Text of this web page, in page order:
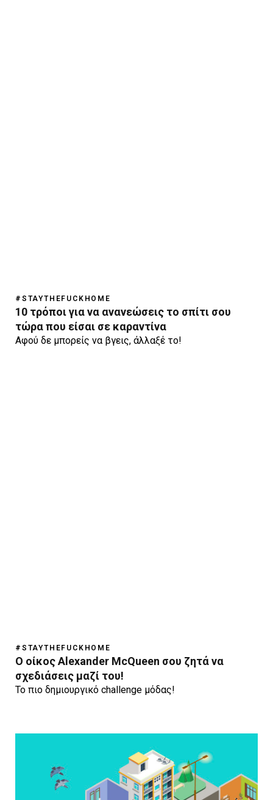
#STAYTHEFUCKHOME
10 τρόποι για να ανανεώσεις το σπίτι σου
τώρα που είσαι σε καραντίνα
Αφού δε μπορείς να βγεις, άλλαξέ το!
#STAYTHEFUCKHOME
Ο οίκος Alexander McQueen σου ζητά να
σχεδιάσεις μαζί του!
Το πιο δημιουργικό challenge μόδας!